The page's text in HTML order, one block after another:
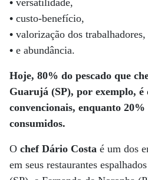
• versatilidade,
• custo-benefício,
• valorização dos trabalhadores,
• e abundância.
Hoje, 80% do pescado que
Guarujá (SP), por exemplo, é
convencionais, enquanto 20%
consumidos.
O chef Dário Costa é um dos
em seus restaurantes